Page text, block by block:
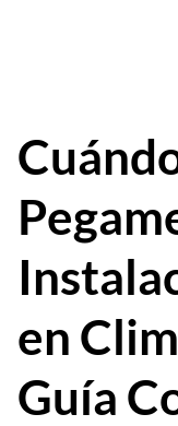
en
Guía